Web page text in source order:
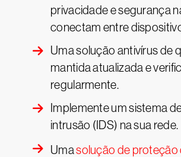
privacidade e segurança
conectam entre
Uma solução antivírus de
mantida atualizada e
regularmente.
Implemente um sistema
intrusão (IDS) na sua rede.
Umasolução de proteção